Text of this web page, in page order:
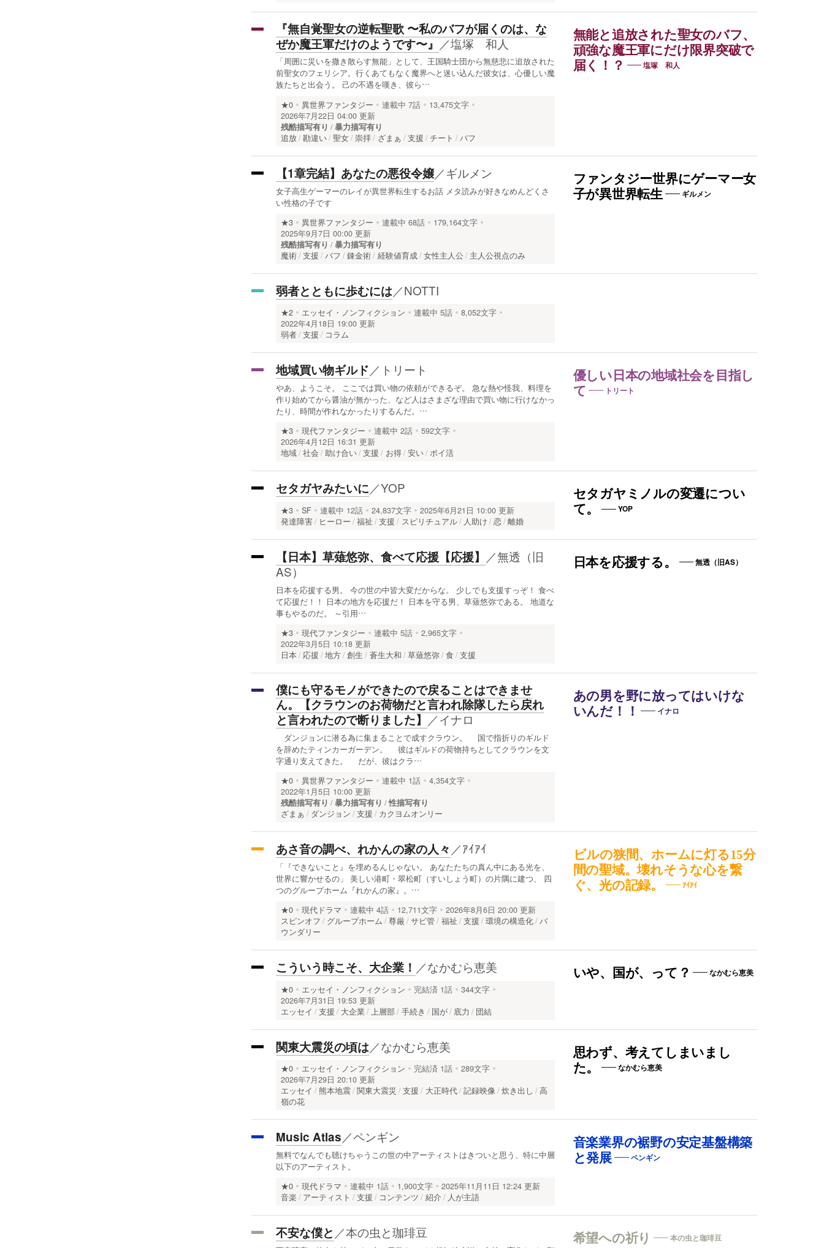
無能と追放された聖女のバフ、
頑強な魔王軍にだけ限界突破で
届く！？
塩塚 和人
『無自覚聖女の逆転聖歌 〜私のバフが届くのは、な
ぜか魔王軍だけのようです〜』 ／塩塚 和人
「周囲に災いを撒き散らす無能」として、王国騎士団から無慈悲に追放された
前聖女のフェリシア。行くあてもなく魔界へと迷い込んだ彼女は、心優しい魔
族たちと出会う。 己の不遇を嘆き、彼ら…
★0 異世界ファンタジー 連載中 7話
13,475文字
2026年7月22日 04:00 更新
残酷描写有り
暴力描写有り
追放 勘違い 聖女 崇拝 ざまぁ 支援 チート バフ
ファンタジー世界にゲーマー女
子が異世界転生
ギルメン
【1章完結】あなたの悪役令嬢／ギルメン
女子高生ゲーマーのレイが異世界転生するお話 メタ読みが好きなめんどくさ
い性格の子です
★3 異世界ファンタジー 連載中 68話
179,164文字
2025年9月7日 00:00 更新
残酷描写有り
暴力描写有り
魔術 支援 バフ 錬金術 経験値育成 女性主人公 主人公視点のみ
弱者とともに歩むには／NOTTI
★2 エッセイ・ノンフィクション 連載中 5話
8,052文字
2022年4月18日 19:00 更新
弱者 支援 コラム
優しい日本の地域社会を目指し
て
トリート
地域買い物ギルド／ トリート
やあ、ようこそ。 ここでは買い物の依頼ができるぞ。 急な熱や怪我、料理を
作り始めてから醤油が無かった、など人はさまざな理由で買い物に行けなかっ
たり、時間が作れなかったりするんだ。…
★3 現代ファンタジー 連載中 2話
592文字
2026年4月12日 16:31 更新
地域 社会 助け合い 支援 お得 安い ポイ活
セタガヤミノルの変遷につい
て。
YOP
セタガヤみたいに／YOP
★3 SF 連載中 12話 24,837文字
2025年6月21日 10:00 更新
発達障害
ヒーロー 福祉 支援 スピリチュアル 人助け 恋 離婚
日本を応援する。 無透（旧AS）
【日本】草薙悠弥、食べて応援【応援】 ／無透（旧
AS）
日本を応援する男。 今の世の中皆大変だからな。 少しでも支援すっぞ！ 食べ
て応援だ！！ 日本の地方を応援だ！ 日本を守る男、草薙悠弥である。 地道な
事もやるのだ。 ～引用…
★3 現代ファンタジー 連載中 5話
2,965文字
2022年3月5日 10:18 更新
日本
応援 地方 創生 蒼生大和 草薙悠弥 食 支援
あの男を野に放ってはいけな
いんだ！！
イナロ
僕にも守るモノができたので戻ることはできませ
ん。【クラウンのお荷物だと言われ除隊したら戻れ
と言われたので断りました】 ／イナロ
ダンジョンに潜る為に集まることで成すクラウン。 国で指折りのギルド
を辞めたティンカーガーデン。 彼はギルドの荷物持ちとしてクラウンを文
字通り支えてきた。 だが、彼はクラ…
★0 異世界ファンタジー 連載中 1話
4,354文字
2022年1月5日 10:00 更新
残酷描写有り
暴力描写有り
性描写有り
ざまぁ
ダンジョン 支援 カクヨムオンリー
ビルの狭間、ホームに灯る15分
間の聖域。壊れそうな心を繋
ぐ、光の記録。
ｱｲｱｲ
あさ音の調べ、れかんの家の人々 ／ｱｲｱｲ
「『できないこと』を埋めるんじゃない。 あなたたちの真ん中にある光を、
世界に響かせるの」 美しい港町・翠松町（すいしょう町）の片隅に建つ、 四
つのグループホーム『れかんの家』。…
★0 現代ドラマ 連載中 4話 12,711文字
2026年8月6日 20:00 更新
スピンオフ
グループホーム 尊厳 サビ管 福祉 支援 環境の構造化 バ
ウンダリー
いや、国が、って？ なかむら恵美
こういう時こそ、大企業！ ／なかむら恵美
★0 エッセイ・ノンフィクション 完結済 1話
344文字
2026年7月31日 19:53 更新
エッセイ
支援 大企業 上層部 手続き 国が 底力 団結
思わず、考えてしまいまし
た。
なかむら恵美
関東大震災の頃は／なかむら恵美
★0 エッセイ・ノンフィクション 完結済 1話
289文字
2026年7月29日 20:10 更新
エッセイ
熊本地震 関東大震災 支援 大正時代 記録映像 炊き出し
高
嶺の花
音楽業界の裾野の安定基盤構築
と発展
ペンギン
Music Atlas／ペンギン
無料でなんでも聴けちゃうこの世の中アーティストはきついと思う、特に中層
以下のアーティスト。
★0 現代ドラマ 連載中 1話 1,900文字
2025年11月11日 12:24 更新
音楽
アーティスト 支援 コンテンツ 紹介 人が主語
希望への祈り 本の虫と珈琲豆
不安な僕と ／本の虫と珈琲豆